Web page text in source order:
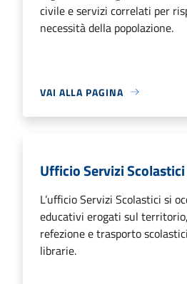
civile e servizi correlati per
necessità della popolazione.
VAI ALLA PAGINA
Ufficio Servizi Scolastici
L’ufficio Servizi Scolastici si
educativi erogati sul
refezione e trasporto
librarie.